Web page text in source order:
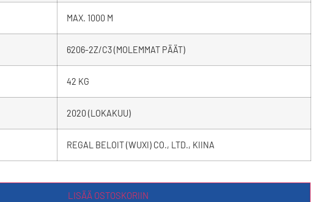
MAX. 1000 M
6206-2Z/C3 (MOLEMMAT PÄÄT)
42 KG
2020 (LOKAKUU)
REGAL BELOIT (WUXI) CO., LTD., KIINA
LISÄÄ OSTOSKORIIN